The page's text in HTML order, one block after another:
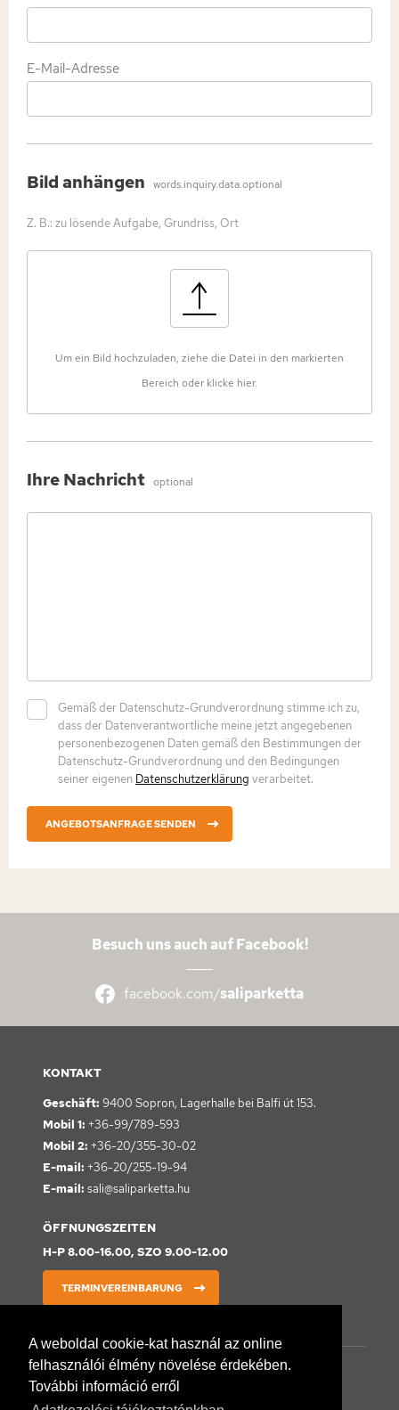
A weboldal cookie-kat használ az online
felhasználói élmény növelése érdekében.
További információ erről
E-Mail-Adresse
Bild anhängen words.inquiry.data.optional
Z. B.: zu lösende Aufgabe, Grundriss, Ort
Um ein Bild hochzuladen, ziehe die Datei in den markierten
Bereich oder klicke hier.
Ihre Nachricht optional
Gemäß der Datenschutz-Grundverordnung stimme ich zu,
dass der Datenverantwortliche meine jetzt angegebenen
personenbezogenen Daten gemäß den Bestimmungen der
Datenschutz-Grundverordnung und den Bedingungen
seiner eigenen Datenschutzerklärung verarbeitet.
ANGEBOTSANFRAGE SENDEN
Besuch uns auch auf Facebook!
facebook.com/saliparketta
KONTAKT
Geschäft: 9400 Sopron, Lagerhalle bei Balfi út 153.
Mobil 1: +36-99/789-593
Mobil 2: +36-20/355-30-02
E-mail: +36-20/255-19-94
E-mail: sali@saliparketta.hu
ÖFFNUNGSZEITEN
H-P 8.00-16.00, SZO 9.00-12.00
TERMINVEREINBARUNG
Wir übernehmen die komplette Verlegung von
Warmbodenbelägen. Wir verlegen alle bei uns erhältlichen Böden
und Parkettarten. Dabei übernehmen wir alle Arbeitsschritte von